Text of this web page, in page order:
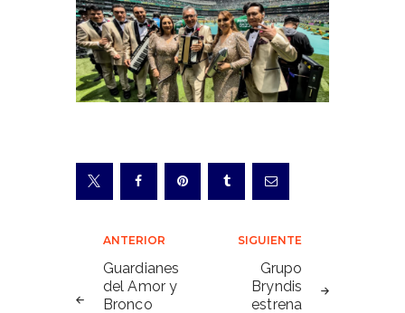
Navegación
de
entradas
ANTERIOR
Guardianes
del Amor y
Bronco
SIGUIENTE
Grupo
Bryndis
estrena